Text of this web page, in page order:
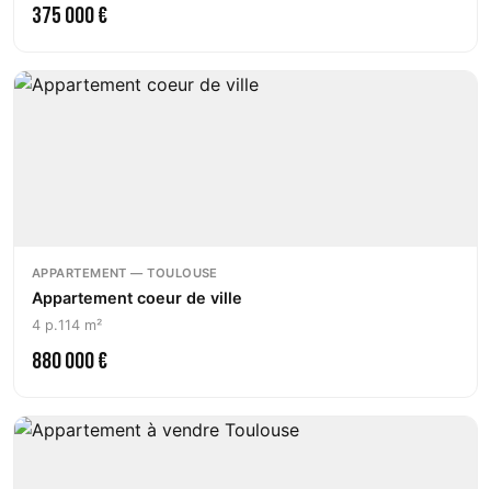
375 000 €
APPARTEMENT — TOULOUSE
Appartement coeur de ville
4 p.114 m²
880 000 €